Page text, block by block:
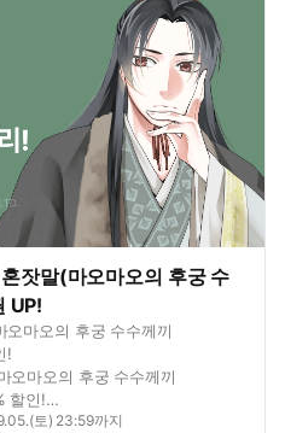
잣말(마오마오의 후궁 수
UP!
마오의 후궁 수수께끼
!
오마오의 후궁 수수께끼
할인!
마오의 후궁 수수께끼
토) 23:59까지